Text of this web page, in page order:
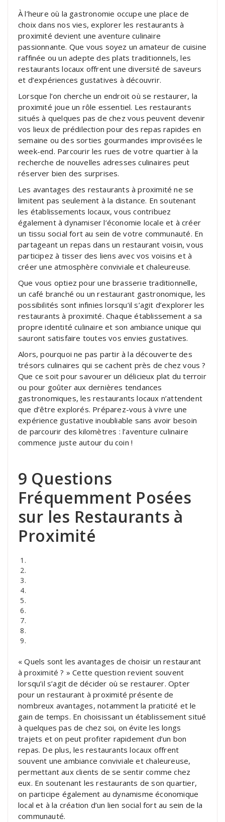
À l’heure où la gastronomie occupe une place de
choix dans nos vies, explorer les restaurants à
proximité devient une aventure culinaire
passionnante. Que vous soyez un amateur de cuisine
raffinée ou un adepte des plats traditionnels, les
restaurants locaux offrent une diversité de saveurs
et d’expériences gustatives à découvrir.
Lorsque l’on cherche un endroit où se restaurer, la
proximité joue un rôle essentiel. Les restaurants
situés à quelques pas de chez vous peuvent devenir
vos lieux de prédilection pour des repas rapides en
semaine ou des sorties gourmandes improvisées le
week-end. Parcourir les rues de votre quartier à la
recherche de nouvelles adresses culinaires peut
réserver bien des surprises.
Les avantages des restaurants à proximité ne se
limitent pas seulement à la distance. En soutenant
les établissements locaux, vous contribuez
également à dynamiser l’économie locale et à créer
un tissu social fort au sein de votre communauté. En
partageant un repas dans un restaurant voisin, vous
participez à tisser des liens avec vos voisins et à
créer une atmosphère conviviale et chaleureuse.
Que vous optiez pour une brasserie traditionnelle,
un café branché ou un restaurant gastronomique, les
possibilités sont infinies lorsqu’il s’agit d’explorer les
restaurants à proximité. Chaque établissement a sa
propre identité culinaire et son ambiance unique qui
sauront satisfaire toutes vos envies gustatives.
Alors, pourquoi ne pas partir à la découverte des
trésors culinaires qui se cachent près de chez vous ?
Que ce soit pour savourer un délicieux plat du terroir
ou pour goûter aux dernières tendances
gastronomiques, les restaurants locaux n’attendent
que d’être explorés. Préparez-vous à vivre une
expérience gustative inoubliable sans avoir besoin
de parcourir des kilomètres : l’aventure culinaire
commence juste autour du coin !
9 Questions
Fréquemment Posées
sur les Restaurants à
Proximité
« Quels sont les avantages de choisir un restaurant
à proximité ? » Cette question revient souvent
lorsqu’il s’agit de décider où se restaurer. Opter
pour un restaurant à proximité présente de
nombreux avantages, notamment la praticité et le
gain de temps. En choisissant un établissement situé
à quelques pas de chez soi, on évite les longs
trajets et on peut profiter rapidement d’un bon
repas. De plus, les restaurants locaux offrent
souvent une ambiance conviviale et chaleureuse,
permettant aux clients de se sentir comme chez
eux. En soutenant les restaurants de son quartier,
on participe également au dynamisme économique
local et à la création d’un lien social fort au sein de la
communauté.